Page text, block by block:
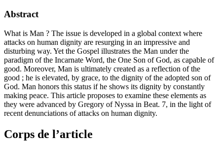
Abstract
What is Man ? The issue is developed in a global context where
attacks on human dignity are resurging in an impressive and
disturbing way. Yet the Gospel illustrates the Man under the
paradigm of the Incarnate Word, the One Son of God, as capable of
good. Moreover, Man is ultimately created as a reflection of the
good ; he is elevated, by grace, to the dignity of the adopted son of
God. Man honors this status if he shows its dignity by constantly
making peace. This article proposes to examine these elements as
they were advanced by Gregory of Nyssa in Beat. 7, in the light of
recent denunciations of attacks on human dignity.
Corps de l’article